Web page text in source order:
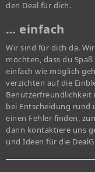
den Deal für dich.
… einfach
Wir sind für dich da.
möchten, dass du
einfach wie möglich
verzichten auf die
Benutzerfreundlichkeit
bei Entscheidung rund
einen Fehler finden,
dann kontaktiere uns
und Ideen für die